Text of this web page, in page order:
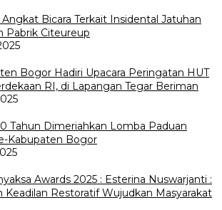
Bicara Terkait Insidental Jatuhan
Pabrik Citeureup
Bogor Hadiri Upacara Peringatan HUT
RI, di Lapangan Tegar Beriman
Tahun Dimeriahkan Lomba Paduan
Kabupaten Bogor
Awards 2025 : Esterina Nuswarjanti :
Keadilan Restoratif Wujudkan Masyarakat